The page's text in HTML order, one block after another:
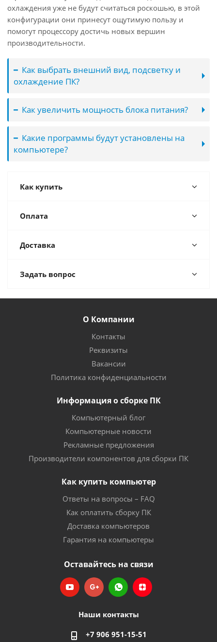
охлаждения уже не будут считаться роскошью, в этой
конфигурации они принесут ощутимую пользу и
помогут процессору достичь новых вершин
производительности.
Как выбрать внешний вид, подсветку и
охлаждение ПК?
Как увеличить мощность блока питания?
Какие программы будут установлены на
компьютере?
Как купить
Оплата
Доставка
Задать вопрос
О Компании
Контакты
Реквизиты
Вакансии
Политика конфиденциальности
Информация о сборке ПК
Компьютерный блог
Компьютерные новости
Рекламные предложения
Производители компонентов для сборки ПК
Как купить компьютер
Ответы на вопросы – FAQ
Как оплатить сборку ПК
Доставка компьютеров
Гарантия на компьютеры
Оставайтесь на связи
Наши контакты
+7 906 951-15-51